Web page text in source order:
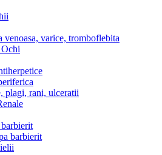
venoasa, varice, tromboflebita
plagi, rani, ulceratii
barbierit